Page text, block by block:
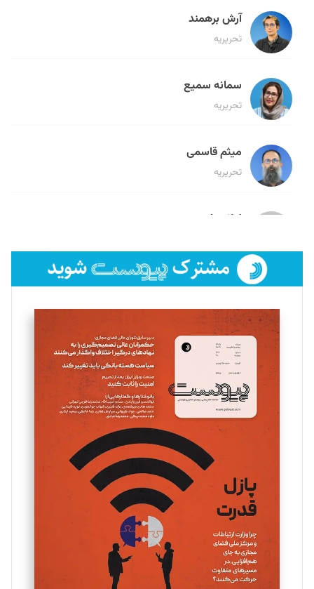
آرش برهمند
تحریریه
سمانه سمیع
تحریریه
میثم قاسمی
تحریریه
لیلا حنارود
فائزه فتحی رستمی
تحریریه
سروش کرمیان
تحریریه
مینا پاکدل
یسنا امان‌پور
تحریریه
ملینا جعفری
تحریریه